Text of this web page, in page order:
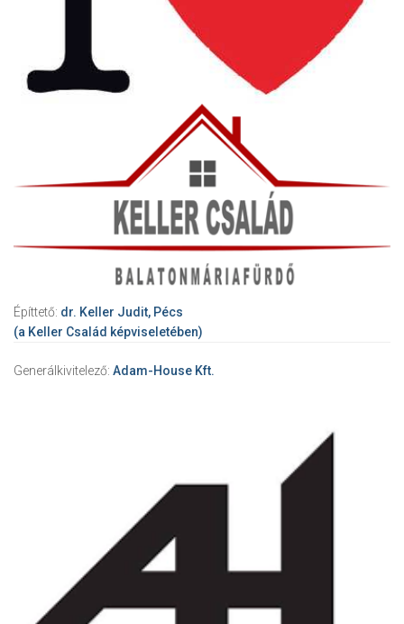
Építtető: dr. Keller Judit, Pécs
(a Keller Család képviseletében)
Generálkivitelező: Adam-House Kft.